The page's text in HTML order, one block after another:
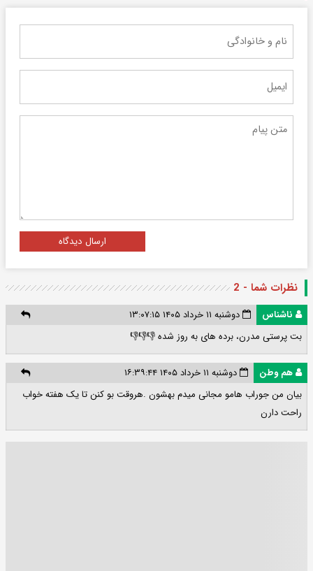
ارسال دیدگاه
نظرات شما - 2
ناشناس
دوشنبه ۱۱ خرداد ۱۴۰۵ ۱۳:۰۷:۱۵
بت پرستی مدرن، برده های به روز شده 👎👎👎
هم وطن
دوشنبه ۱۱ خرداد ۱۴۰۵ ۱۶:۳۹:۴۴
بیان من جوراب هامو مجانی میدم بهشون .هروقت بو کنن تا یک هفته خواب
راحت دارن